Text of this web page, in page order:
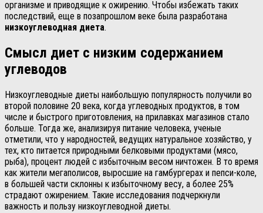
организме и приводящие к ожирению. Чтобы избежать таких
последствий, еще в позапрошлом веке была разработана
низкоуглеводная диета.
Смысл диет с низким содержанием
углеводов
Низкоуглеводные диеты наибольшую популярность получили во
второй половине 20 века, когда углеводных продуктов, в том
числе и быстрого приготовления, на прилавках магазинов стало
больше. Тогда же, анализируя питание человека, ученые
отметили, что у народностей, ведущих натуральное хозяйство, у
тех, кто питается природными белковыми продуктами (мясо,
рыба), процент людей с избыточным весом ничтожен. В то время
как жители мегаполисов, выросшие на гамбургерах и пепси-коле,
в большей части склонны к избыточному весу, а более 25%
страдают ожирением. Такие исследования подчеркнули
важность и пользу низкоуглеводной диеты.